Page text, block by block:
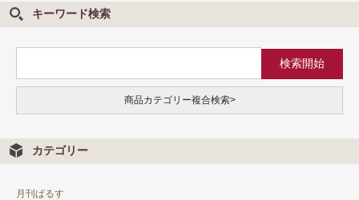
キーワード検索
商品カテゴリー複合検索>
カテゴリー
月刊ぱるす